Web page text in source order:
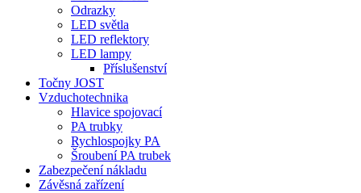
Odrazky
LED světla
LED reflektory
LED lampy
Příslušenství
Točny JOST
Vzduchotechnika
Hlavice spojovací
PA trubky
Rychlospojky PA
Šroubení PA trubek
Zabezpečení nákladu
Závěsná zařízení